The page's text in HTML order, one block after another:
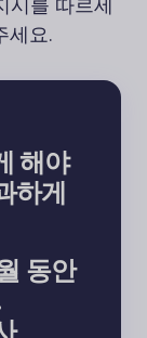
시를 따르세
세요.
해야
하게
동안